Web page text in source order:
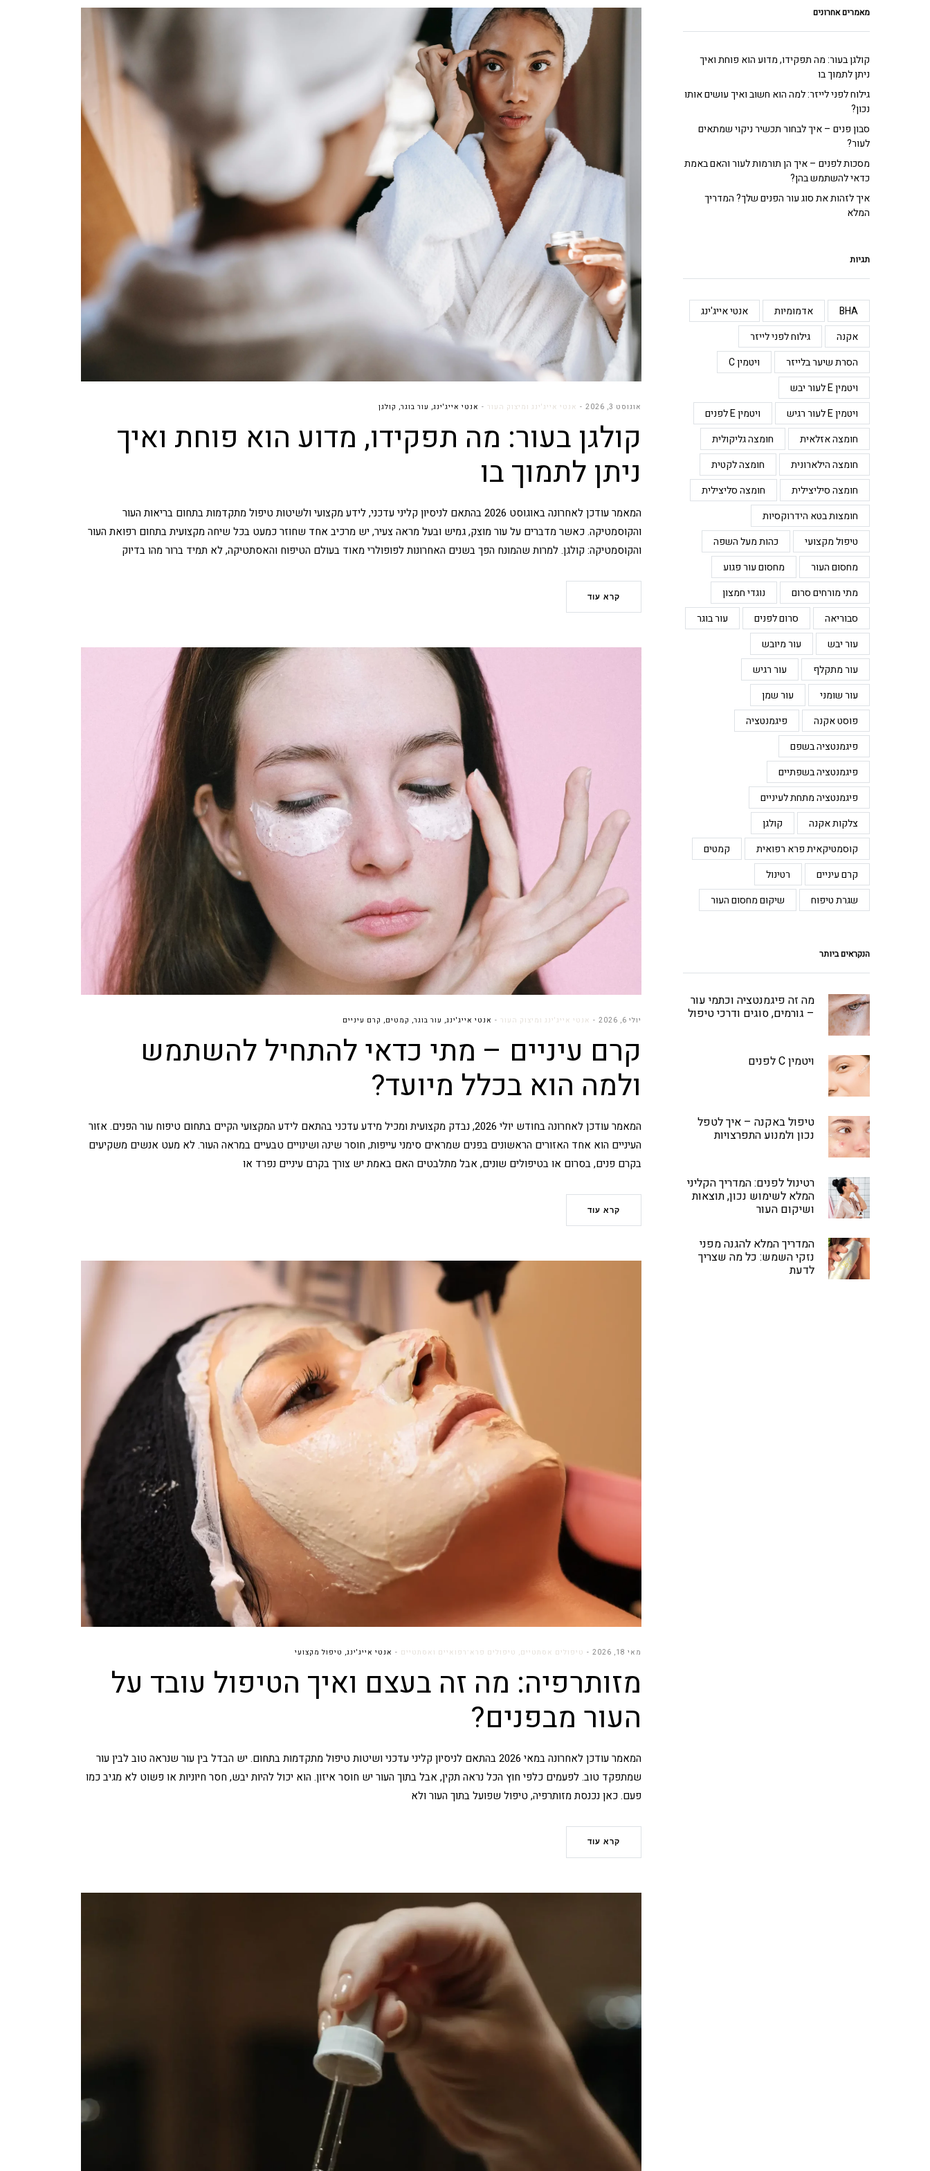
מאמרים אחרונים
קולגן בעור: מה תפקידו, מדוע הוא פוחת ואיך
ניתן לתמוך בו
גילוח לפני לייזר: למה הוא חשוב ואיך עושים אותו
נכון?
סבון פנים – איך לבחור תכשיר ניקוי שמתאים
לעור?
מסכות לפנים – איך הן תורמות לעור והאם באמת
כדאי להשתמש בהן?
איך לזהות את סוג עור הפנים שלך? המדריך
המלא
תגיות
BHA אדמומיות
אנטי אייג'ינג
אקנה
גילוח לפני לייזר
הסרת שיער בלייזר
ויטמין C
ויטמין E לעור יבש
ויטמין E לעור רגיש
ויטמין E לפנים
חומצה אזלאית
חומצה גליקולית
חומצה הילארונית
חומצה לקטית
חומצה סיליצילית
חומצה סליצילית
חומצות בטא הידרוקסיות
טיפול מקצועי
כהות מעל השפה
מחסום העור
מחסום עור פגוע
מתי מורחים סרום
נוגדי חמצון
סבוריאה
סרום לפנים
עור בוגר
עור יבש
עור מיובש
עור מתקלף
עור רגיש
עור שומני
עור שמן
פוסט אקנה
פיגמנטציה
פיגמנטציה בשפם
פיגמנטציה בשפתיים
פיגמנטציה מתחת לעיניים
צלקות אקנה
קולגן
קוסמטיקאית פרא רפואית
קמטים
קרם עיניים
רטינול
שגרת טיפוח
שיקום מחסום העור
הנקראים ביותר
מה זה פיגמנטציה וכתמי עור
– גורמים, סוגים ודרכי טיפול
ויטמין C לפנים
טיפול באקנה – איך לטפל
נכון ולמנוע התפרצויות
רטינול לפנים: המדריך הקליני
המלא לשימוש נכון, תוצאות
ושיקום העור
המדריך המלא להגנה מפני
נזקי השמש: כל מה שצריך
לדעת
אוגוסט 3, 2026 אנטי אייג'ינג ומיצוק העור אנטי אייג'ינג, עור בוגר, קולגן
קולגן בעור: מה תפקידו, מדוע הוא פוחת ואיך
ניתן לתמוך בו
המאמר עודכן לאחרונה באוגוסט 2026 בהתאם לניסיון קליני עדכני, לידע מקצועי ולשיטות טיפול מתקדמות בתחום בריאות העור
והקוסמטיקה. כאשר מדברים על עור מוצק, גמיש ובעל מראה צעיר, יש מרכיב אחד שחוזר כמעט בכל שיחה מקצועית בתחום רפואת העור
והקוסמטיקה: קולגן. למרות שהמונח הפך בשנים האחרונות לפופולרי מאוד בעולם הטיפוח והאסתטיקה, לא תמיד ברור מהו בדיוק
קרא עוד
יולי 6, 2026 אנטי אייג'ינג ומיצוק העור אנטי אייג'ינג, עור בוגר, קמטים, קרם עיניים
קרם עיניים – מתי כדאי להתחיל להשתמש
ולמה הוא בכלל מיועד?
המאמר עודכן לאחרונה בחודש יולי 2026, נבדק מקצועית ומכיל מידע עדכני בהתאם לידע המקצועי הקיים בתחום טיפוח עור הפנים. אזור
העיניים הוא אחד האזורים הראשונים בפנים שמראים סימני עייפות, חוסר שינה ושינויים טבעיים במראה העור. לא מעט אנשים משקיעים
בקרם פנים, בסרום או בטיפולים שונים, אבל מתלבטים האם באמת יש צורך בקרם עיניים נפרד או
קרא עוד
מאי 18, 2026 טיפולים אסתטיים, טיפולים פרא־רפואיים ואסתטיים אנטי אייג'ינג, טיפול מקצועי
מזותרפיה: מה זה בעצם ואיך הטיפול עובד על
העור מבפנים?
המאמר עודכן לאחרונה במאי 2026 בהתאם לניסיון קליני עדכני ושיטות טיפול מתקדמות בתחום. יש הבדל בין עור שנראה טוב לבין עור
שמתפקד טוב. לפעמים כלפי חוץ הכל נראה תקין, אבל בתוך העור יש חוסר איזון. הוא יכול להיות יבש, חסר חיוניות או פשוט לא מגיב כמו
פעם. כאן נכנסת מזותרפיה, טיפול שפועל בתוך העור ולא
קרא עוד